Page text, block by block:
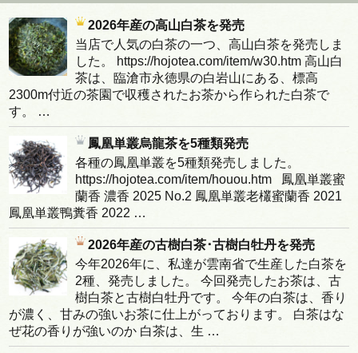
2026年産の高山白茶を発売
当店で人気の白茶の一つ、高山白茶を発売しま
した。 https://hojotea.com/item/w30.htm 高山白
茶は、臨滄市永徳県の白岩山にある、標高
2300m付近の茶園で収穫されたお茶から作られた白茶で
す。 …
鳳凰単叢烏龍茶を5種類発売
各種の鳳凰単叢を5種類発売しました。
https://hojotea.com/item/houou.htm 鳳凰単叢蜜
蘭香 濃香 2025 No.2 鳳凰単叢老欉蜜蘭香 2021
鳳凰単叢鴨糞香 2022 …
2026年産の古樹白茶･古樹白牡丹を発売
今年2026年に、私達が雲南省で生産した白茶を
2種、発売しました。 今回発売したお茶は、古
樹白茶と古樹白牡丹です。 今年の白茶は、香り
が濃く、甘みの強いお茶に仕上がっております。 白茶はな
ぜ花の香りが強いのか 白茶は、生 …